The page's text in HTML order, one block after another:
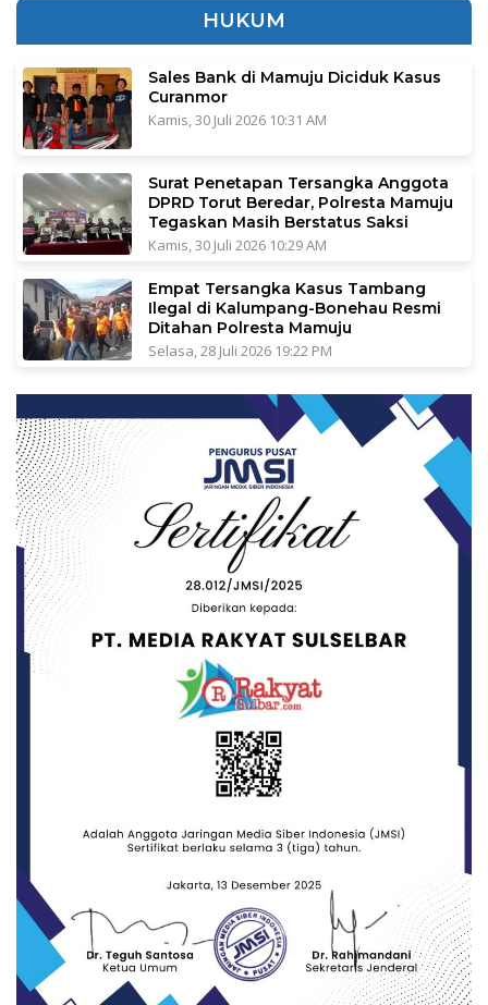
HUKUM
Sales Bank di Mamuju Diciduk Kasus
Curanmor
Kamis, 30 Juli 2026 10:31 AM
Surat Penetapan Tersangka Anggota
DPRD Torut Beredar, Polresta Mamuju
Tegaskan Masih Berstatus Saksi
Kamis, 30 Juli 2026 10:29 AM
Empat Tersangka Kasus Tambang
Ilegal di Kalumpang-Bonehau Resmi
Ditahan Polresta Mamuju
Selasa, 28 Juli 2026 19:22 PM